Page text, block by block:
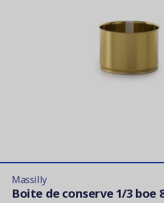
Massilly
Boite de conserve 1/3 boe